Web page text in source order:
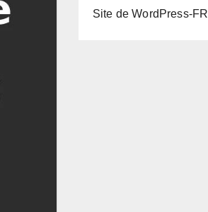
Site de WordPress-FR